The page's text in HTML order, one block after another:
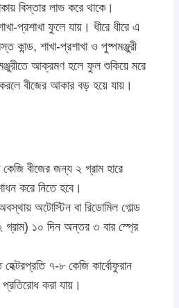
বিস্তার লাভ করে থাকে।
প্রশাখা ফুলে যায়। ধীরে ধীরে এ
কান্ড, শাখা-প্রশাখা ও পুষ্পমঞ্জুরী
আক্রমণ হলে ফুল শুকিয়ে মরে
বীজের আকার বড় হয়ে যায়।
কেজি বীজের জন্য ২ গ্রাম হারে
করে নিতে হবে।
অটোস্টিন বা রিডোমিল গোল্ড
গ্রাম) ১০ দিন অন্তর ৩ বার স্প্রে
হেক্টরপ্রতি ৭-৮ কেজি কার্বোফুরান
করা যায়।